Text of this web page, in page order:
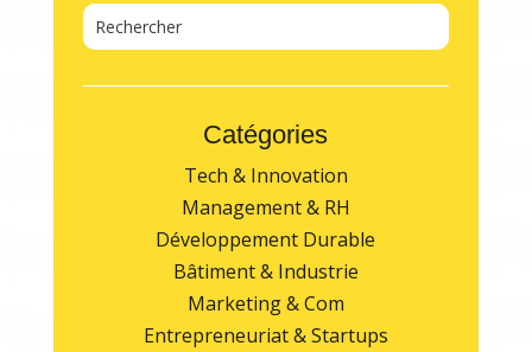
Catégories
Tech & Innovation
Management & RH
Développement Durable
Bâtiment & Industrie
Marketing & Com
Entrepreneuriat & Startups